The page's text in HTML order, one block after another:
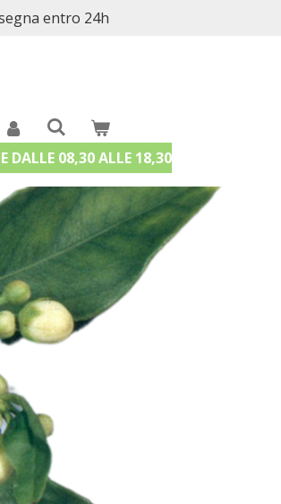
entro 24h
DALLE 08,30 ALLE 18,30